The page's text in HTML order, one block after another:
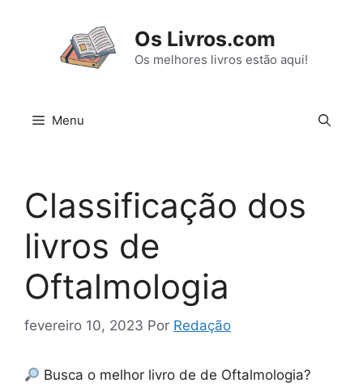
Os Livros.com
Os melhores livros estão aqui!
Menu
Classificação dos
livros de
Oftalmologia
fevereiro 10, 2023 Por Redação
Busca o melhor livro de de Oftalmologia?